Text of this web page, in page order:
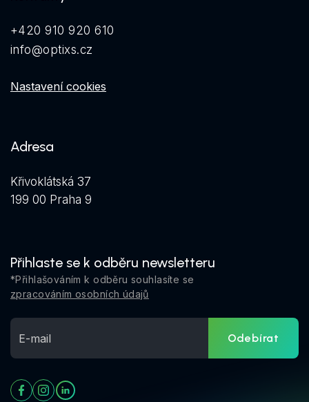
+420 910 920 610
info@optixs.cz
Nastavení cookies
Adresa
Křivoklátská 37
199 00 Praha 9
Přihlaste se k odběru newsletteru
*Přihlašováním k odběru souhlasíte se
zpracováním osobních údajů
Odebírat